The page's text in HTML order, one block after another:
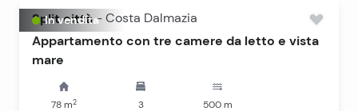
In vendita
Split città - Costa Dalmazia
Appartamento con tre camere da letto e vista
mare
78 m2 3 500m